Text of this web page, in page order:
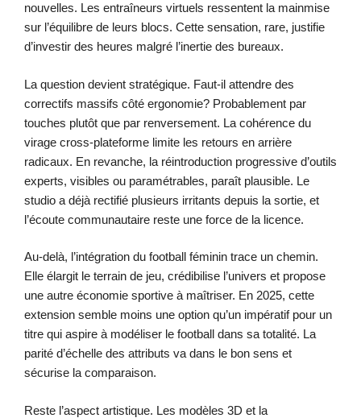
nouvelles. Les entraîneurs virtuels ressentent la mainmise
sur l’équilibre de leurs blocs. Cette sensation, rare, justifie
d’investir des heures malgré l’inertie des bureaux.
La question devient stratégique. Faut-il attendre des
correctifs massifs côté ergonomie? Probablement par
touches plutôt que par renversement. La cohérence du
virage cross-plateforme limite les retours en arrière
radicaux. En revanche, la réintroduction progressive d’outils
experts, visibles ou paramétrables, paraît plausible. Le
studio a déjà rectifié plusieurs irritants depuis la sortie, et
l’écoute communautaire reste une force de la licence.
Au-delà, l’intégration du football féminin trace un chemin.
Elle élargit le terrain de jeu, crédibilise l’univers et propose
une autre économie sportive à maîtriser. En 2025, cette
extension semble moins une option qu’un impératif pour un
titre qui aspire à modéliser le football dans sa totalité. La
parité d’échelle des attributs va dans le bon sens et
sécurise la comparaison.
Reste l’aspect artistique. Les modèles 3D et la